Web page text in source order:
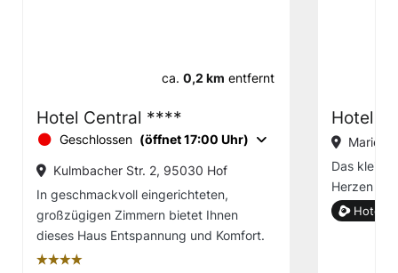
ca. 0,2 km entfernt
Hotel Central ****
Geschlossen (öffnet 17:00 Uhr)
Kulmbacher Str. 2, 95030 Hof
In geschmackvoll eingerichteten,
großzügigen Zimmern bietet Ihnen
dieses Haus Entspannung und Komfort.
țțțț
Hotel
Das kleine
Herzen
Hotel